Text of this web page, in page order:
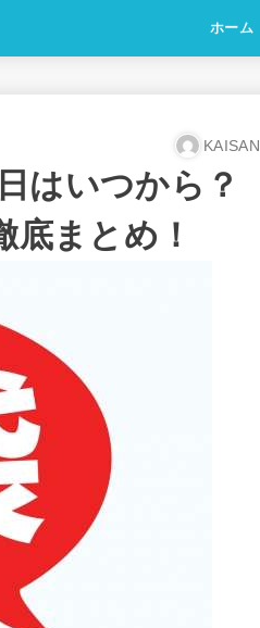
ホーム
KAISAN
はいつから？
まとめ！